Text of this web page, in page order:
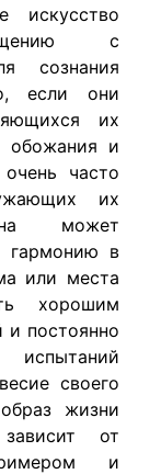
искусство
с
сознания
если они
их
обожания и
часто
их
может
гармонию в
или места
хорошим
и постоянно
своего
жизни
от
и